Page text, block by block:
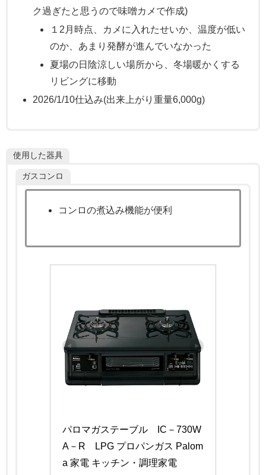
ク過ぎたと思うので味噌カメで作成)
１2月時点、カメに入れたせいか、温度が低い
のか、あまり発酵が進んでいなかった
夏場の日陰涼しい場所から、冬場暖かくする
リビングに移動
2026/1/10仕込み(出来上がり重量6,000g)
使用した器具
ガスコンロ
コンロの煮込み機能が便利
パロマガステーブル　IC－730W
A－R　LPG プロパンガス Palom
a 家電 キッチン・調理家電